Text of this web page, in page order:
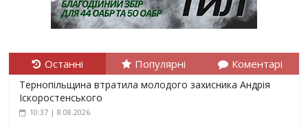
Останні Популярні Коментарі
Тернопільщина втратила молодого захисника Андрія
Іскоростенського
10:37 | 8.08.2026